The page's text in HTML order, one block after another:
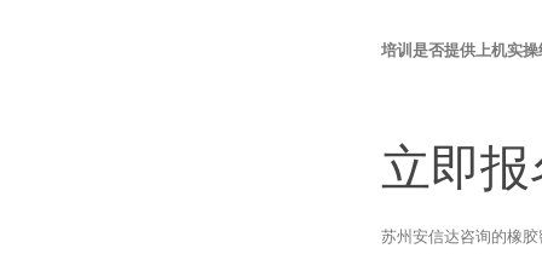
培训是否提供上机实操
立即
苏州安信达咨询的橡